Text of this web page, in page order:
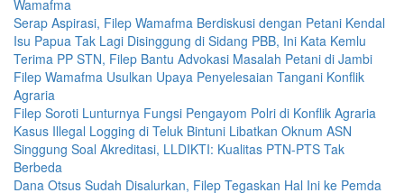
Wamafma
Serap Aspirasi, Filep Wamafma Berdiskusi dengan Petani Kendal
Isu Papua Tak Lagi Disinggung di Sidang PBB, Ini Kata Kemlu
Terima PP STN, Filep Bantu Advokasi Masalah Petani di Jambi
Filep Wamafma Usulkan Upaya Penyelesaian Tangani Konflik
Agraria
Filep Soroti Lunturnya Fungsi Pengayom Polri di Konflik Agraria
Kasus Illegal Logging di Teluk Bintuni Libatkan Oknum ASN
Singgung Soal Akreditasi, LLDIKTI: Kualitas PTN-PTS Tak
Berbeda
Dana Otsus Sudah Disalurkan, Filep Tegaskan Hal Ini ke Pemda